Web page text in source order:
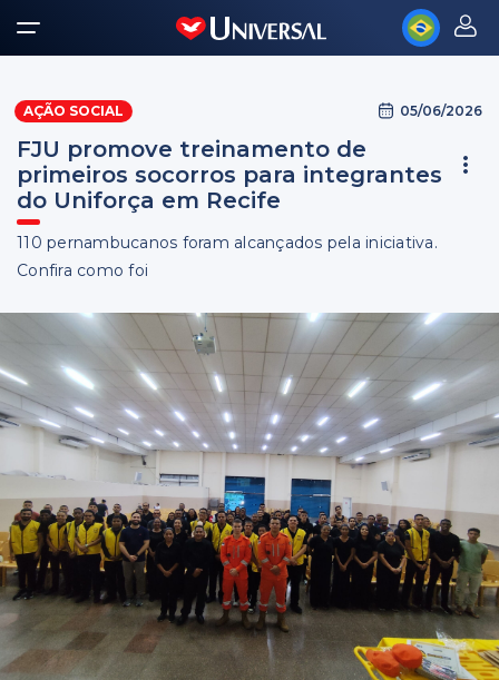
AÇÃO SOCIAL 05/06/2026
FJU promove treinamento de
primeiros socorros para integrantes
do Uniforça em Recife
110 pernambucanos foram alcançados pela iniciativa.
Confira como foi